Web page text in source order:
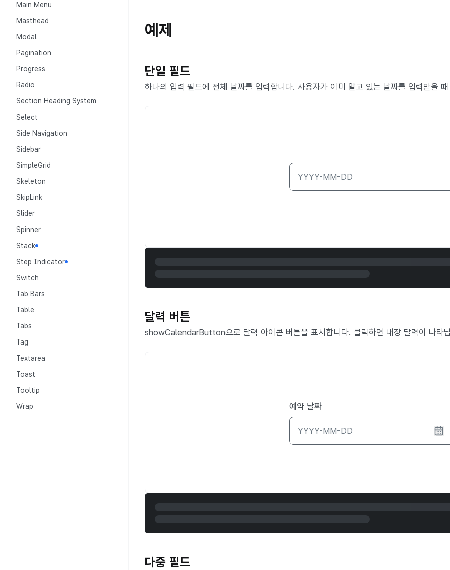
Main Menu
Masthead
Modal
Pagination
Progress
Radio
Section Heading System
Select
Side Navigation
Sidebar
SimpleGrid
Skeleton
SkipLink
Slider
Spinner
Stack
Step Indicator
Switch
Tab Bars
Table
Tabs
Tag
Textarea
Toast
Tooltip
Wrap
예제
단일 필드
하나의 입력 필드에 전체 날짜를 입력합니다. 사용자가 이미 알고 있는 날짜를 입력받을
달력 버튼
showCalendarButton으로 달력 아이콘 버튼을 표시합니다. 클릭하면 내장 달력이 나타
예약 날짜
다중 필드